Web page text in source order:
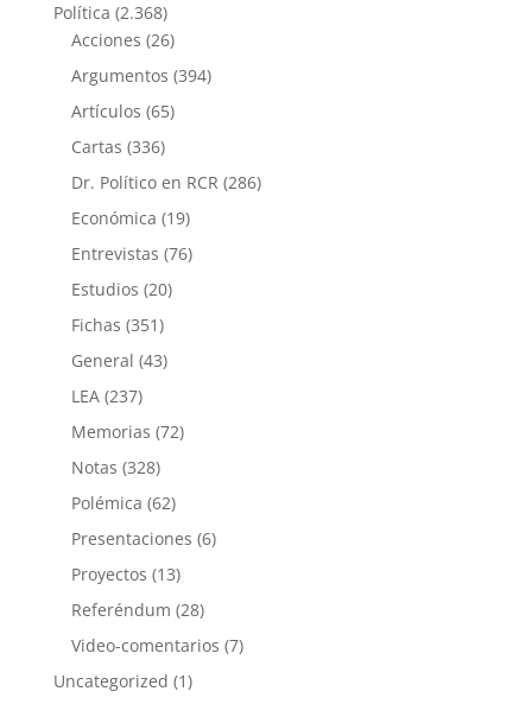
Política (2.368)
Acciones (26)
Argumentos (394)
Artículos (65)
Cartas (336)
Dr. Político en RCR (286)
Económica (19)
Entrevistas (76)
Estudios (20)
Fichas (351)
General (43)
LEA(237)
Memorias (72)
Notas (328)
Polémica (62)
Presentaciones (6)
Proyectos (13)
Referéndum (28)
Video-comentarios (7)
Uncategorized (1)